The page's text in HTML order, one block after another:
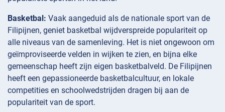
Basketbal: Vaak aangeduid als de nationale sport van de
Filipijnen, geniet basketbal wijdverspreide populariteit op
alle niveaus van de samenleving. Het is niet ongewoon om
geïmproviseerde velden in wijken te zien, en bijna elke
gemeenschap heeft zijn eigen basketbalveld. De Filipijnen
heeft een gepassioneerde basketbalcultuur, en lokale
competities en schoolwedstrijden dragen bij aan de
populariteit van de sport.